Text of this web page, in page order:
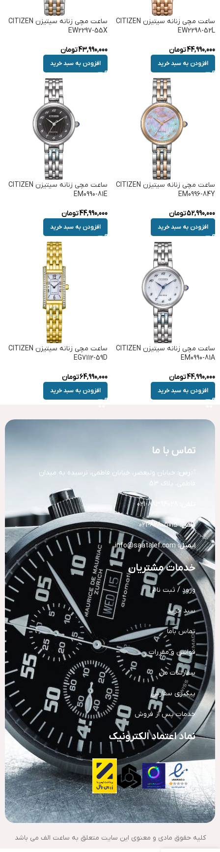
ساعت مچی زنانه سیتیزن CITIZEN
EW2298-52L
44,990,000تومان
افزودن به سبد خرید
ساعت مچی زنانه سیتیزن CITIZEN
EW2297-55X
43,990,000تومان
افزودن به سبد خرید
ساعت مچی زنانه سیتیزن CITIZEN
EM0996-84Y
52,990,000تومان
افزودن به سبد خرید
ساعت مچی زنانه سیتیزن CITIZEN
EM0990-81E
44,990,000تومان
افزودن به سبد خرید
ساعت مچی زنانه سیتیزن CITIZEN
EM0990-81A
44,990,000تومان
افزودن به سبد خرید
ساعت مچی زنانه سیتیزن CITIZEN
EG7112-59D
64,990,000تومان
افزودن به سبد خرید
تماس با ما
رس: خیابان ولیعصر، خیابان فاطمی، نرسیده به میدان
فاطمی، پلاک 53
تلفن:82805015-021
ایمیل: info@saatalef.com
خدمات مشتریان
ورود / ثبت نام
سبد خرید
تماس باما
قوانین و مقررات
سفارشات من
پیگیری سفارش
خدمات پس از فروش
نماد اعتماد الکترونیک
کلیه حقوق مادی و معنوی این سایت متعلق به ساعت الف می باشد